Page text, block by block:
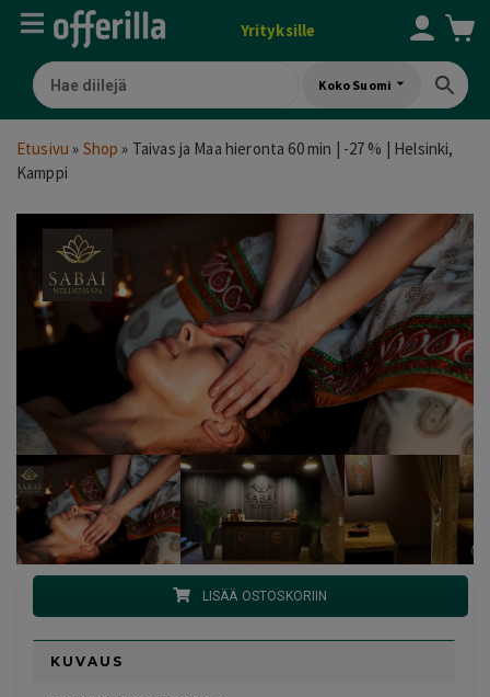
Yrityksille
Koko Suomi
Etusivu » Shop » Taivas ja Maa hieronta 60 min | -27 % | Helsinki,
Kamppi
LISÄÄ OSTOSKORIIN
KUVAUS